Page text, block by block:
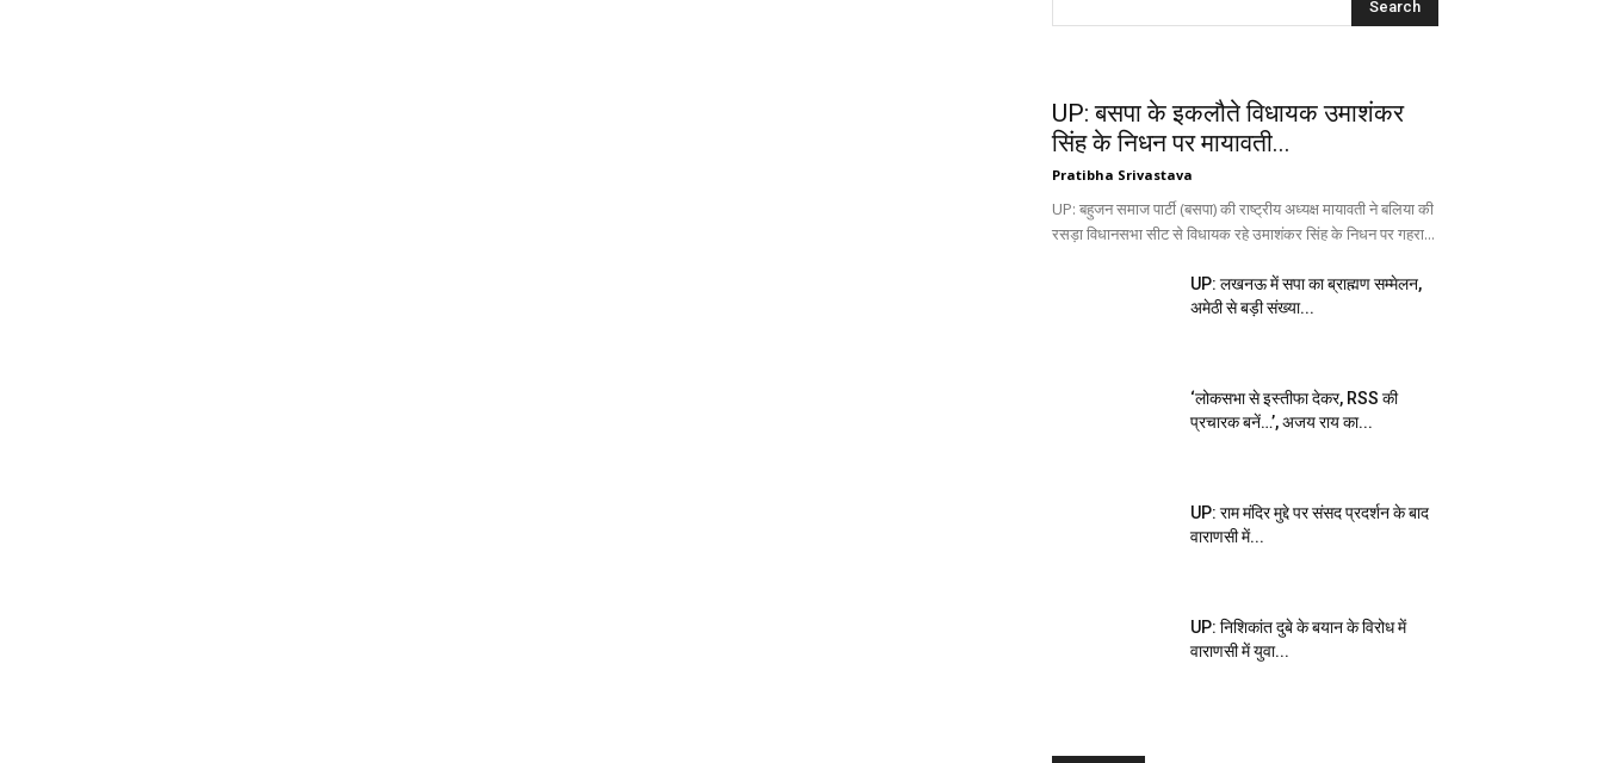
UP: बसपा के इकलौते विधायक उमाशंकर
सिंह के निधन पर मायावती...
Pratibha Srivastava
UP: बहुजन समाज पार्टी (बसपा) की राष्ट्रीय अध्यक्ष मायावती ने बलिया की
रसड़ा विधानसभा सीट से विधायक रहे उमाशंकर सिंह के निधन पर गहरा...
UP: लखनऊ में सपा का ब्राह्मण सम्मेलन,
अमेठी से बड़ी संख्या...
‘लोकसभा से इस्तीफा देकर, RSS की
प्रचारक बनें…’, अजय राय का...
UP: राम मंदिर मुद्दे पर संसद प्रदर्शन के बाद
वाराणसी में...
UP: निशिकांत दुबे के बयान के विरोध में
वाराणसी में युवा...